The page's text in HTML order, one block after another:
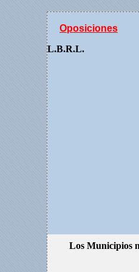
Oposiciones
L.B.R.L.
Los Municipios